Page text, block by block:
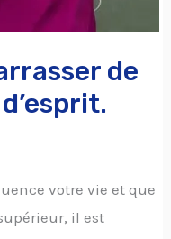
de
votre vie et que
il est